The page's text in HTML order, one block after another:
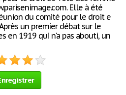
Elle à été
du comité pour le droit e
un premier débat sur le
en 1919 qui n'a pas abouti, un